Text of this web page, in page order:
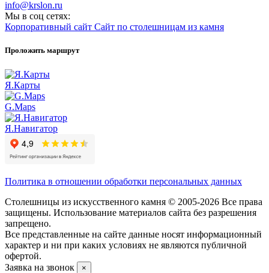
info@krslon.ru
Мы в соц сетях:
Корпоративный сайт Сайт по столешницам из камня
Проложить маршрут
Я.Карты
G.Maps
Я.Навигатор
Политика в отношении обработки персональных данных
Столешницы из искусственного камня © 2005-2026 Все права
защищены. Использование материалов сайта без разрешения
запрещено.
Все представленные на сайте данные носят информационный
характер и ни при каких условиях не являются публичной
офертой.
Заявка на звонок
×